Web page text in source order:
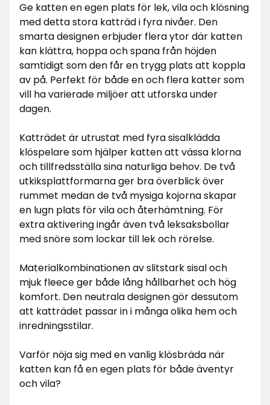
Ge katten en egen plats för lek, vila och klösning
med detta stora katträd i fyra nivåer. Den
smarta designen erbjuder flera ytor där katten
kan klättra, hoppa och spana från höjden
samtidigt som den får en trygg plats att koppla
av på. Perfekt för både en och flera katter som
vill ha varierade miljöer att utforska under
dagen.
Katträdet är utrustat med fyra sisalklädda
klöspelare som hjälper katten att vässa klorna
och tillfredsställa sina naturliga behov. De två
utkiksplattformarna ger bra överblick över
rummet medan de två mysiga kojorna skapar
en lugn plats för vila och återhämtning. För
extra aktivering ingår även två leksaksbollar
med snöre som lockar till lek och rörelse.
Materialkombinationen av slitstark sisal och
mjuk fleece ger både lång hållbarhet och hög
komfort. Den neutrala designen gör dessutom
att katträdet passar in i många olika hem och
inredningsstilar.
Varför nöja sig med en vanlig klösbräda när
katten kan få en egen plats för både äventyr
och vila?